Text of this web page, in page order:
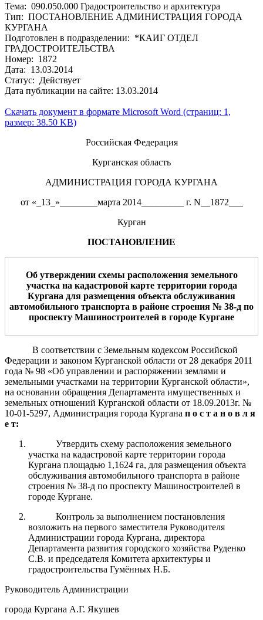
Тема: 090.050.000 Градостроительство и архитектура
Тип: ПОСТАНОВЛЕНИЕ АДМИНИСТРАЦИЯ ГОРОДА
КУРГАНА
Подготовлен в подразделении: *КАИГ ОТДЕЛ
ГРАДОСТРОИТЕЛЬСТВА
Номер: 1872
Дата: 13.03.2014
Статус: Действует
Дата публикации на сайте: 13.03.2014
Скачать документ в формате Microsoft Word (страниц: 1,
размер: 38.50 KB)
Российская Федерация
Курганская область
АДМИНИСТРАЦИЯ ГОРОДА КУРГАНА
от «_13_»________марта 2014_________ г. N__1872___
Курган
ПОСТАНОВЛЕНИЕ
Об утверждении схемы расположения земельного
участка на кадастровой карте территории города
Кургана для размещения объекта обслуживания
автомобильного транспорта в районе строения № 38-д по
проспекту Машиностроителей в городе Кургане
В соответствии с Земельным кодексом Российской
Федерации и законом Курганской области от 28 декабря 2011
года № 98 «Об управлении и распоряжении землями и
земельными участками на территории Курганской области»,
на основании обращения Департамента имущественных и
земельных отношений Курганской области от 18.09.2013г. №
10-01-5297, Администрация города Кургана п о с т а н о в л я
е т:
Утвердить схему расположения земельного
участка на кадастровой карте территории города
Кургана площадью 1,1624 га, для размещения объекта
обслуживания автомобильного транспорта в районе
строения № 38-д по проспекту Машиностроителей в
городе Кургане.
Контроль за выполнением постановления
возложить на первого заместителя Руководителя
Администрации города Кургана, директора
Департамента развития городского хозяйства Руденко
С.В. и председателя Комитета архитектуры и
градостроительства Гумённых Н.Б.
Руководитель Администрации
города Кургана А.Г. Якушев